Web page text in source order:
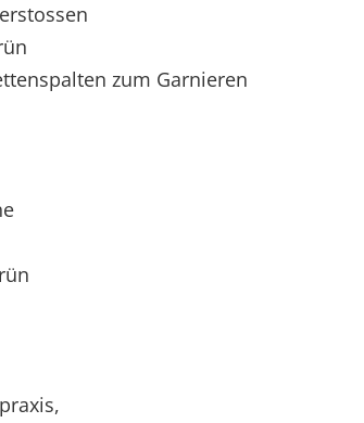
zum Garnieren